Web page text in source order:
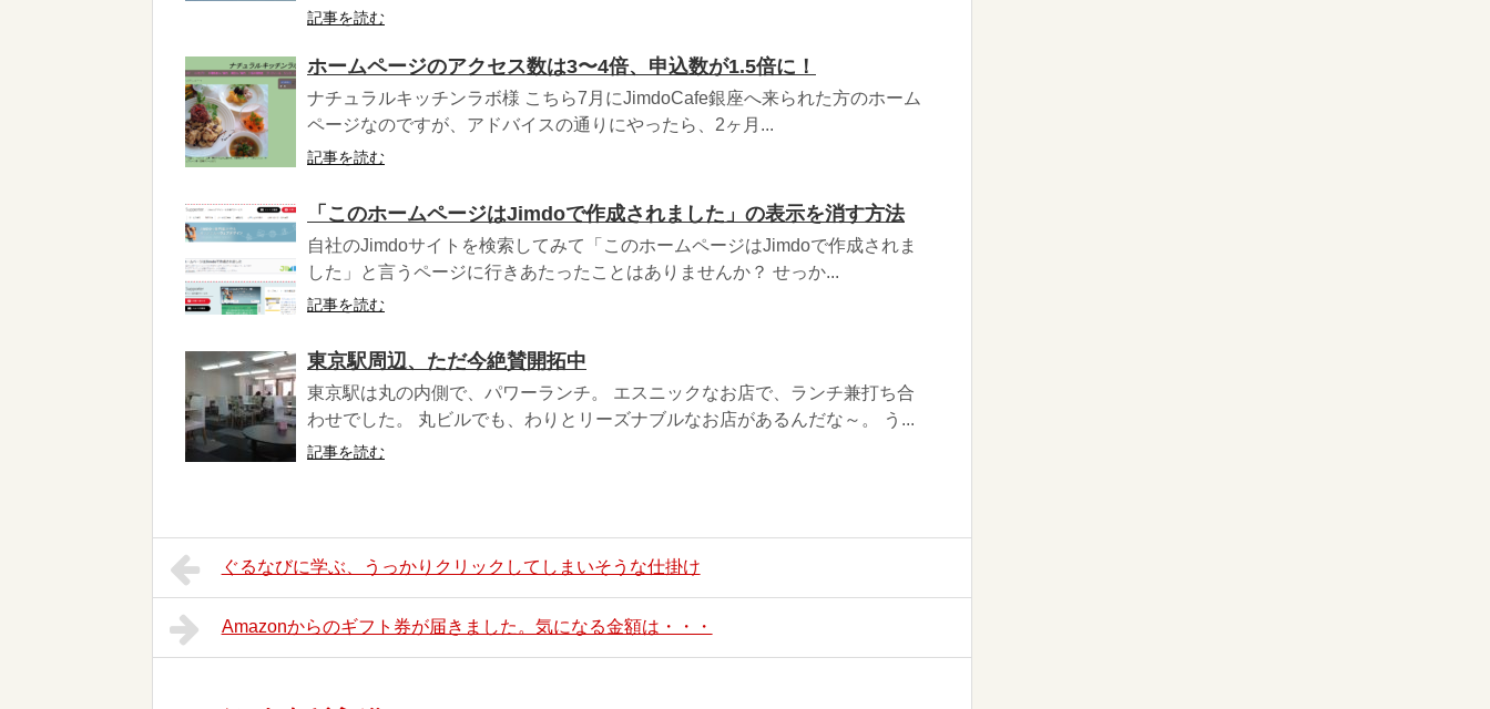
記事を読む
ホームページのアクセス数は3〜4倍、申込数が1.5倍に！
ナチュラルキッチンラボ様 こちら7月にJimdoCafe銀座へ来られた方のホーム
ページなのですが、アドバイスの通りにやったら、2ヶ月...
記事を読む
「このホームページはJimdoで作成されました」の表示を消す方法
自社のJimdoサイトを検索してみて「このホームページはJimdoで作成されま
した」と言うページに行きあたったことはありませんか？ せっか...
記事を読む
東京駅周辺、ただ今絶賛開拓中
東京駅は丸の内側で、パワーランチ。 エスニックなお店で、ランチ兼打ち合
わせでした。 丸ビルでも、わりとリーズナブルなお店があるんだな～。 う...
記事を読む
ぐるなびに学ぶ、うっかりクリックしてしまいそうな仕掛け
Amazonからのギフト券が届きました。気になる金額は・・・